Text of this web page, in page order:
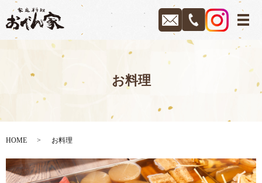
メ
お料理
HOME お料理